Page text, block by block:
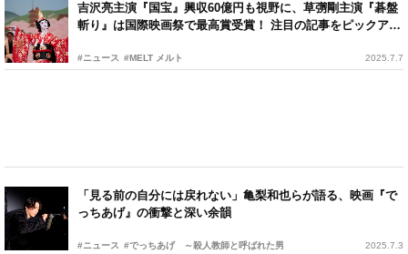
吉沢亮主演『国宝』興収60億円も視野に、草彅剛主演『碁盤
斬り』は国際映画祭で最高賞受賞！ 注目の記事をピックアッ
#ニュース #MELT メルト 2025.7.7
「見る前の自分には戻れない」亀梨和也らが語る、映画『で
っちあげ』の衝撃と深い余韻
#ニュース #でっちあげ ～殺人教師と呼ばれた男 2025.7.3